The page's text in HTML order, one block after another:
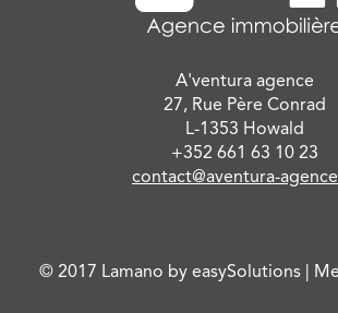
A'ventura agence
27, Rue Père Conrad
L-1353 Howald
+352 661 63 10 23
contact@aventura-
© 2017 Lamano by easySolutions